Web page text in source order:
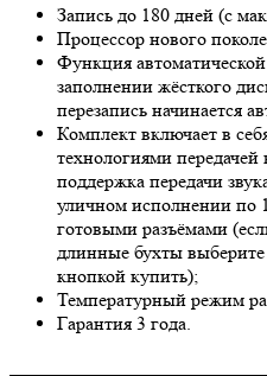
Запись до 180 дней (с
Процессор нового
Функция
заполнении жёсткого
перезапись начинается
Комплект включает в
технологиями
поддержка передачи
уличном исполнении по
готовыми разъёмами
длинные бухты
кнопкой купить);
Температурный режим
Гарантия 3 года.